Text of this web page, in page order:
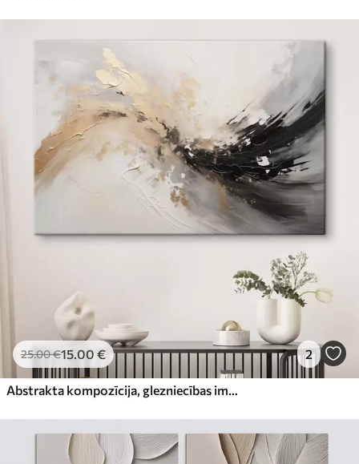
25.00€15.00 € 2
Abstrakta kompozīcija, glezniecības imitācija